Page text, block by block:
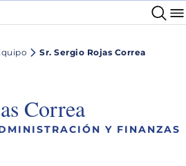
Sr. Sergio Rojas Correa
Correa
Y FINANZAS